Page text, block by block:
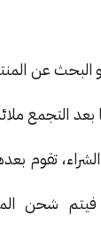
عن
التجمع
تقوم
فيتم شحن